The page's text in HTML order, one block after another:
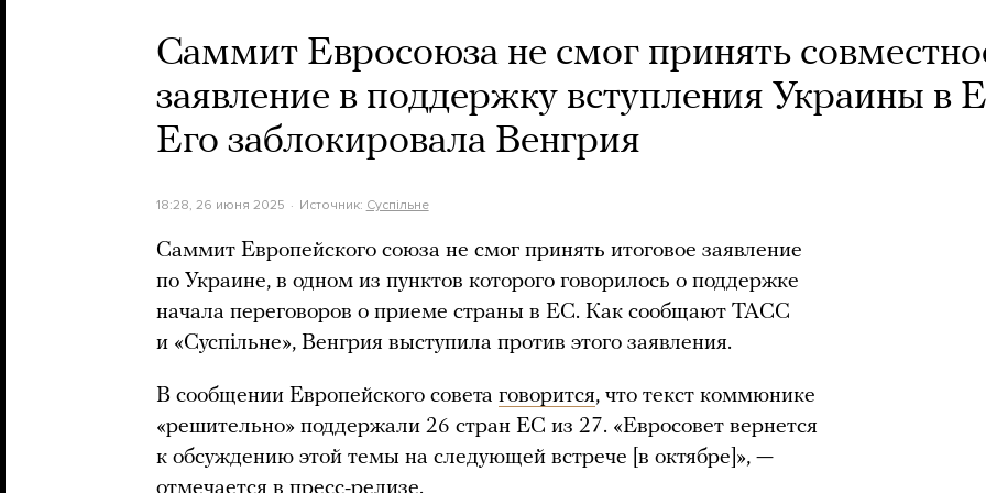
Саммит Евросоюза не смог принять
заявление в поддержку вступления Украины в
Его заблокировала Венгрия
18:28, 26 июня 2025 Источник: Суспільне
Саммит Европейского союза не смог принять итоговое заявление
по Украине, в одном из пунктов которого говорилось о поддержке
начала переговоров о приеме страны в ЕС. Как сообщают ТАСС
и «Суспільне», Венгрия выступила против этого заявления.
В сообщении Европейского совета говорится, что текст коммюнике
«решительно» поддержали 26 стран ЕС из 27. «Евросовет вернется
к обсуждению этой темы на следующей встрече [в октябре]», —
отмечается в пресс-релизе.